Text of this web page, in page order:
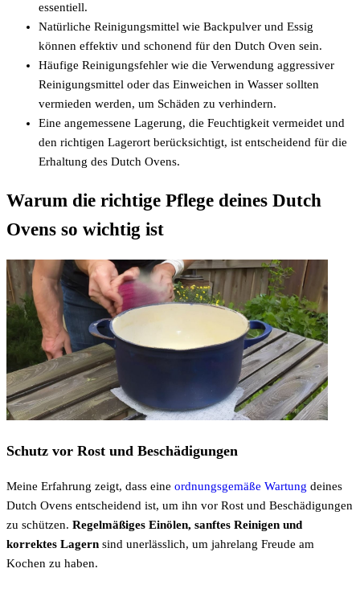
essentiell.
Natürliche Reinigungsmittel wie Backpulver und Essig
können effektiv und schonend für den Dutch Oven sein.
Häufige Reinigungsfehler wie die Verwendung aggressiver
Reinigungsmittel oder das Einweichen in Wasser sollten
vermieden werden, um Schäden zu verhindern.
Eine angemessene Lagerung, die Feuchtigkeit vermeidet und
den richtigen Lagerort berücksichtigt, ist entscheidend für die
Erhaltung des Dutch Ovens.
Warum die richtige Pflege deines Dutch
Ovens so wichtig ist
Schutz vor Rost und Beschädigungen
Meine Erfahrung zeigt, dass eine ordnungsgemäße Wartung deines
Dutch Ovens entscheidend ist, um ihn vor Rost und Beschädigungen
zu schützen. Regelmäßiges Einölen, sanftes Reinigen und
korrektes Lagern sind unerlässlich, um jahrelang Freude am
Kochen zu haben.